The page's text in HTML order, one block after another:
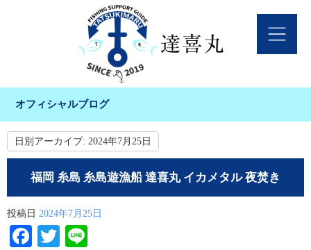
オフィシャルブログ
日別アーカイブ: 2024年7月25日
福岡 糸島 糸島遊漁船 達喜丸 イカメタル 夜焚き
投稿日 2024年7月25日
Facebook
Twitter